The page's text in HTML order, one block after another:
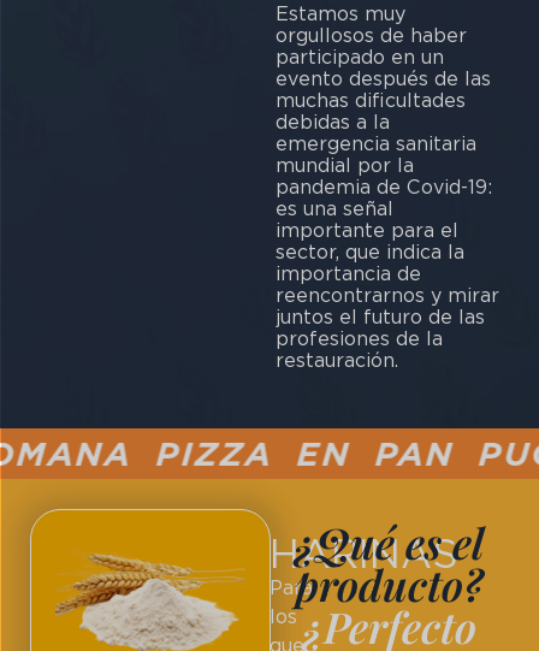
Estamos muy
orgullosos de haber
participado en un
evento después de las
muchas dificultades
debidas a la
emergencia sanitaria
mundial por la
pandemia de Covid-19:
es una señal
importante para el
sector, que indica la
importancia de
reencontrarnos y mirar
juntos el futuro de las
profesiones de la
restauración.
PIZZA EN PAN
HARINAS
Para
los
que
¿Qué es el
producto?
¿Perfecto